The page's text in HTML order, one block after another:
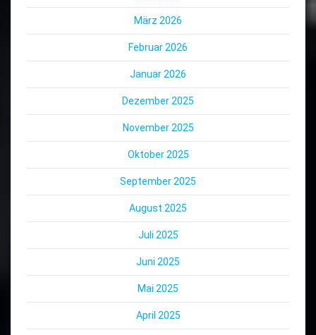
März 2026
Februar 2026
Januar 2026
Dezember 2025
November 2025
Oktober 2025
September 2025
August 2025
Juli 2025
Juni 2025
Mai 2025
April 2025